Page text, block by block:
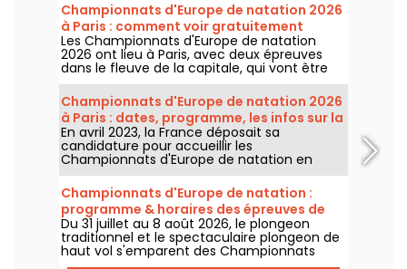
Championnats d'Europe de natation 2026
à Paris : comment voir gratuitement
certaines épreuves ?
Les Championnats d'Europe de natation
2026 ont lieu à Paris, avec deux épreuves
dans le fleuve de la capitale, qui vont être
plus accessibles au grand public ! Comment
observer les compétitions en eau libre et le
plongeon de haut vol, au mois d'août
prochain ?
Championnats d'Europe de natation 2026
à Paris : dates, programme, les infos sur la
compétition
En avril 2023, la France déposait sa
candidature pour accueillir les
Championnats d'Europe de natation en
2026. Du 31 juillet au 16 août, le Centre
Aquatique Olympique vous attend pour
encourager nos nageurs. Voici toutes les
informations à connaître sur la compétition
et les épreuves !
Championnats d'Europe de natation :
programme & horaires des épreuves de
plongeon et de haut vol
Du 31 juillet au 8 août 2026, le plongeon
traditionnel et le spectaculaire plongeon de
haut vol s'emparent des Championnats
d'Europe de natation. Entre le bassin